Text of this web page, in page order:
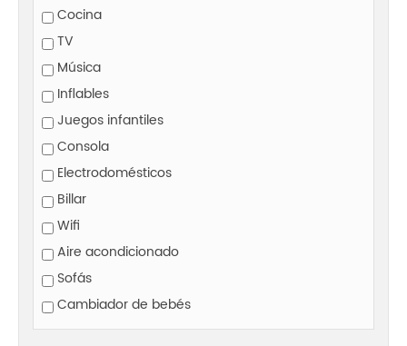
Cocina
TV
Música
Inflables
Juegos infantiles
Consola
Electrodomésticos
Billar
Wifi
Aire acondicionado
Sofás
Cambiador de bebés